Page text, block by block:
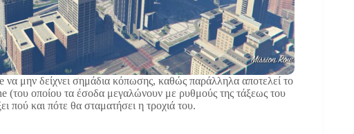
μην δείχνει σημάδια κόπωσης, καθώς παράλληλα αποτελεί το
(του οποίου τα έσοδα μεγαλώνουν με ρυθμούς της τάξεως του
πού και πότε θα σταματήσει η τροχιά του.